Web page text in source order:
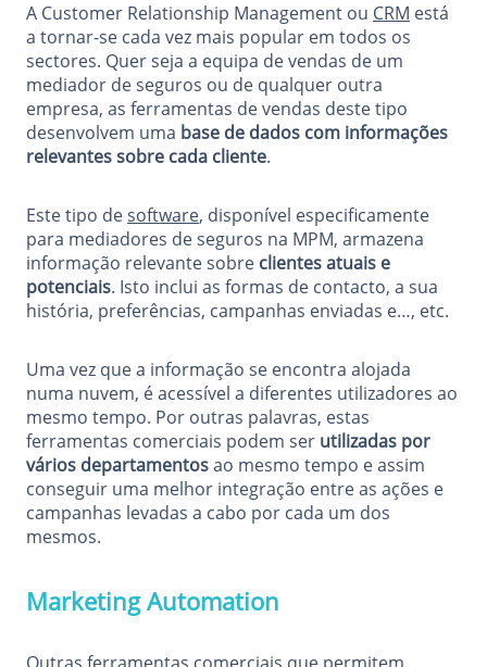
A Customer Relationship Management ou CRM está
a tornar-se cada vez mais popular em todos os
sectores. Quer seja a equipa de vendas de um
mediador de seguros ou de qualquer outra
empresa, as ferramentas de vendas deste tipo
desenvolvem uma base de dados com informações
relevantes sobre cada cliente.
Este tipo desoftware, disponível especificamente
para mediadores de seguros na MPM, armazena
informação relevante sobre clientes atuais e
potenciais. Isto inclui as formas de contacto, a sua
história, preferências, campanhas enviadas e…, etc.
Uma vez que a informação se encontra alojada
numa nuvem, é acessível a diferentes utilizadores ao
mesmo tempo. Por outras palavras, estas
ferramentas comerciais podem ser utilizadas por
vários departamentosao mesmo tempo e assim
conseguir uma melhor integração entre as ações e
campanhas levadas a cabo por cada um dos
mesmos.
Marketing Automation